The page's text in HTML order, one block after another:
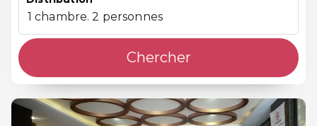
1 chambre. 2 personnes
Chercher